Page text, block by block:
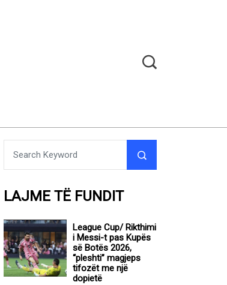
LAJME TË FUNDIT
League Cup/ Rikthimi
i Messi-t pas Kupës
së Botës 2026,
“pleshti” magjeps
tifozët me një
dopietë